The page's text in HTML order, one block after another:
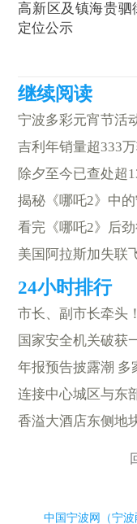
高新区及镇海贵驷
定位公示
宁波多彩元宵节活
吉利年销量超333
除夕至今已查处超
揭秘《哪吒2》中
看完《哪吒2》后
美国阿拉斯加失联
年报预告披露潮 多
连接中心城区与东
中国宁波网（宁